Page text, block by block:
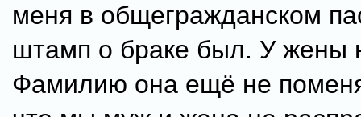
меня в общегражданском
штамп о браке был. У жены
Фамилию она ещё не